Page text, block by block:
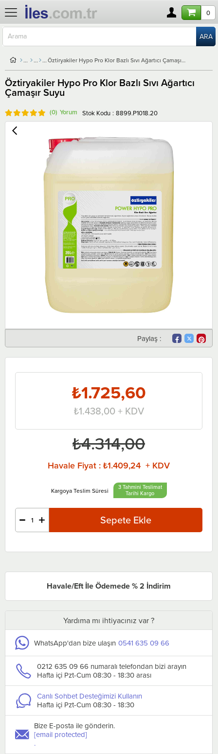
0
Öztiryakiler Hypo Pro Klor Bazlı Sıvı Ağartıcı Çamaşır Suyu
Öztiryakiler Hypo Pro Klor Bazlı Sıvı Ağartıcı
Çamaşır Suyu
(0) Stok Kodu 8899.P1018.20
Paylaş :
₺4.314,00
₺1.725,60
₺1.438,00+ KDV
Havale Fiyat : ₺1.409,24 + KDV
3 Tahmini Teslimat
Tarihi
Havale/Eft İle Ödemede % 2 İndirim
Yardıma mı ihtiyacınız var ?
WhatsApp'dan bize ulaşın 0541 635 09 66
0212 635 09 66 numaralı telefondan bizi arayın
Hafta içi Pzt-Cum 08:30 - 18:30 arası
Canlı Sohbet Desteğimizi Kullanın
Hafta içi Pzt-Cum 08:30 - 18:30
Bize E-posta ile gönderin.
[email protected]
.